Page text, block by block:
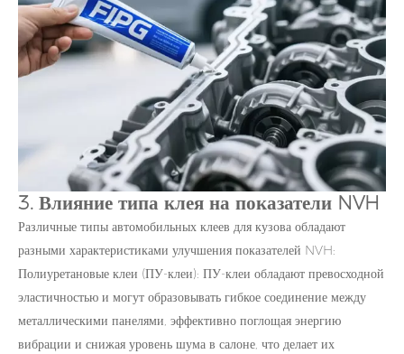
3. Влияние типа клея на показатели NVH
Различные типы автомобильных клеев для кузова обладают
разными характеристиками улучшения показателей NVH:
Полиуретановые клеи (ПУ-клеи): ПУ-клеи обладают превосходной
эластичностью и могут образовывать гибкое соединение между
металлическими панелями, эффективно поглощая энергию
вибрации и снижая уровень шума в салоне, что делает их